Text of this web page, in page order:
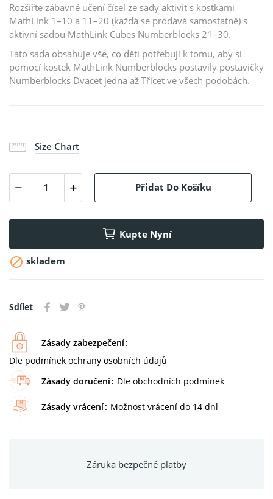
Rozšiřte zábavné učení čísel ze sady aktivit s kostkami
MathLink 1–10 a 11–20 (každá se prodává samostatně) s
aktivní sadou MathLink Cubes Numberblocks 21–30.
Tato sada obsahuje vše, co děti potřebují k tomu, aby si
pomocí kostek MathLink Numberblocks postavily postavičky
Numberblocks Dvacet jedna až Třicet ve všech podobách.
Size Chart
Přidat Do Košíku
Kupte Nyní
 skladem
Sdílet
Zásady zabezpečení
Dle podmínek ochrany osobních údajů
Zásady doručení
Dle obchodních podmínek
Zásady vrácení Možnost vrácení do 14 dnl
Záruka bezpečné platby